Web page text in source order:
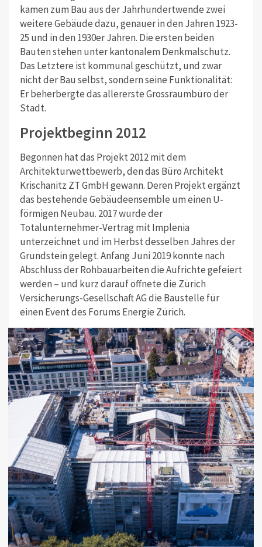
kamen zum Bau aus der Jahrhundertwende zwei
weitere Gebäude dazu, genauer in den Jahren 1923-
25 und in den 1930er Jahren. Die ersten beiden
Bauten stehen unter kantonalem Denkmalschutz.
Das Letztere ist kommunal geschützt, und zwar
nicht der Bau selbst, sondern seine Funktionalität:
Er beherbergte das allererste Grossraumbüro der
Stadt.
Projektbeginn 2012
Begonnen hat das Projekt 2012 mit dem
Architekturwettbewerb, den das Büro Architekt
Krischanitz ZT GmbH gewann. Deren Projekt ergänzt
das bestehende Gebäudeensemble um einen U-
förmigen Neubau. 2017 wurde der
Totalunternehmer-Vertrag mit Implenia
unterzeichnet und im Herbst desselben Jahres der
Grundstein gelegt. Anfang Juni 2019 konnte nach
Abschluss der Rohbauarbeiten die Aufrichte gefeiert
werden – und kurz darauf öffnete die Zürich
Versicherungs-Gesellschaft AG die Baustelle für
einen Event des Forums Energie Zürich.